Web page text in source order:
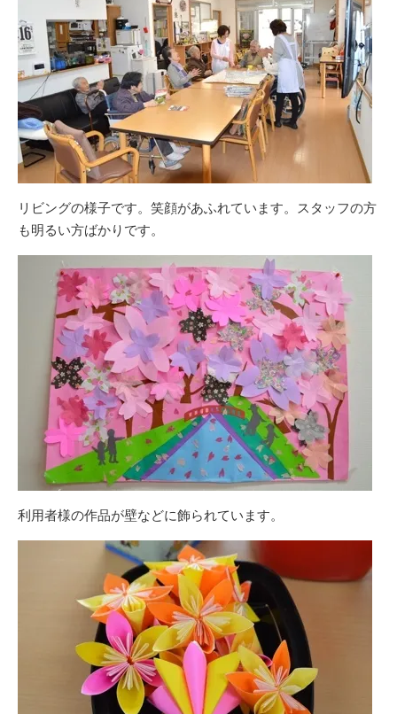
リビングの様子です。笑顔があふれています。スタッフの方
も明るい方ばかりです。
利用者様の作品が壁などに飾られています。